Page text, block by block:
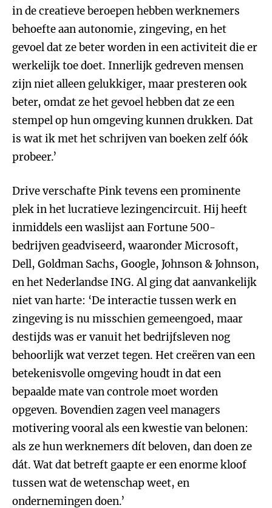
in de creatieve beroepen hebben werknemers
behoefte aan autonomie, zingeving, en het
gevoel dat ze beter worden in een activiteit die er
werkelijk toe doet. Innerlijk gedreven mensen
zijn niet alleen gelukkiger, maar presteren ook
beter, omdat ze het gevoel hebben dat ze een
stempel op hun omgeving kunnen drukken. Dat
is wat ik met het schrijven van boeken zelf óók
probeer.’
Drive verschafte Pink tevens een prominente
plek in het lucratieve lezingencircuit. Hij heeft
inmiddels een waslijst aan Fortune 500-
bedrijven geadviseerd, waaronder Microsoft,
Dell, Goldman Sachs, Google, Johnson & Johnson,
en het Nederlandse ING. Al ging dat aanvankelijk
niet van harte: ‘De interactie tussen werk en
zingeving is nu misschien gemeengoed, maar
destijds was er vanuit het bedrijfsleven nog
behoorlijk wat verzet tegen. Het creëren van een
betekenisvolle omgeving houdt in dat een
bepaalde mate van controle moet worden
opgeven. Bovendien zagen veel managers
motivering vooral als een kwestie van belonen:
als ze hun werknemers dít beloven, dan doen ze
dát. Wat dat betreft gaapte er een enorme kloof
tussen wat de wetenschap weet, en
ondernemingen doen.’